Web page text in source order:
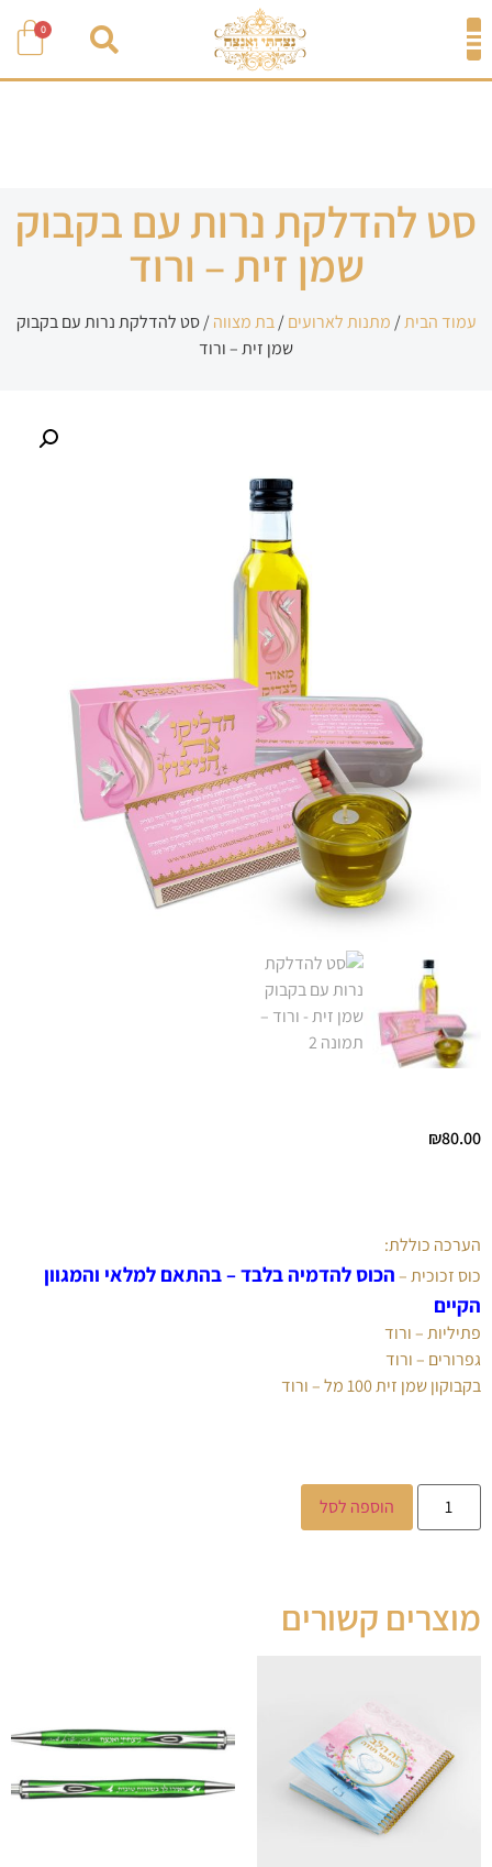
0
סט להדלקת נרות עם בקבוק
שמן זית – ורוד
עמוד הבית/ מתנות לארועים/בת מצווה/ סט להדלקת נרות עם בקבוק
שמן זית – ורוד
₪80.00
הערכה כוללת:
כוס זכוכית –הכוס להדמיה בלבד – בהתאם למלאי והמגוון
הקיים
פתיליות – ורוד
גפרורים – ורוד
בקבוקון שמן זית 100 מל – ורוד
הוספה לסל
מוצרים קשורים